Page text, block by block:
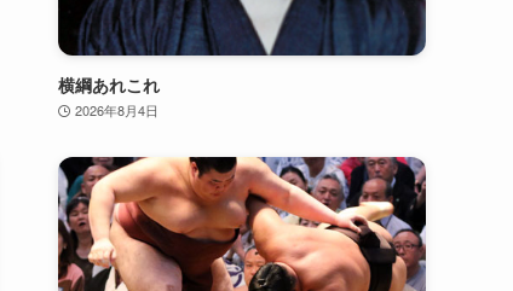
横綱あれこれ
2026年8月4日